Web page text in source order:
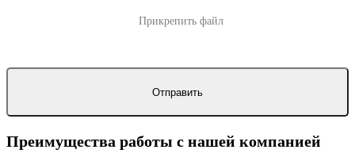
Прикрепить файл
Преимущества работы с нашей компанией